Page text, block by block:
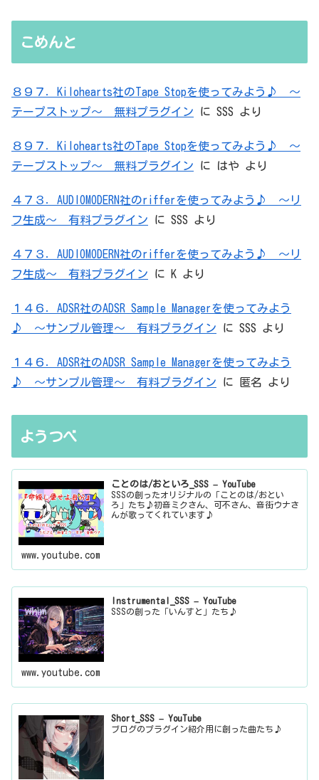
無駄を重ねた結論はシンプルだった
こめんと
８９７．Kilohearts社のTape Stopを使ってみよう♪ ～
テープストップ～ 無料プラグイン に SSS より
８９７．Kilohearts社のTape Stopを使ってみよう♪ ～
テープストップ～ 無料プラグイン に はや より
４７３．AUDIOMODERN社のrifferを使ってみよう♪ ～リ
フ生成～ 有料プラグイン に SSS より
４７３．AUDIOMODERN社のrifferを使ってみよう♪ ～リ
フ生成～ 有料プラグイン に K より
１４６．ADSR社のADSR Sample Managerを使ってみよう
♪ ～サンプル管理～ 有料プラグイン に SSS より
１４６．ADSR社のADSR Sample Managerを使ってみよう
♪ ～サンプル管理～ 有料プラグイン に 匿名 より
ようつべ
ことのは/おといろ_SSS – YouTube
SSSの創ったオリジナルの「ことのは/おとい
ろ」たち♪初音ミクさん、可不さん、音街ウナさ
んが歌ってくれています♪
www.youtube.com
Instrumental_SSS – YouTube
SSSの創った「いんすと」たち♪
www.youtube.com
Short_SSS – YouTube
ブログのプラグイン紹介用に創った曲たち♪